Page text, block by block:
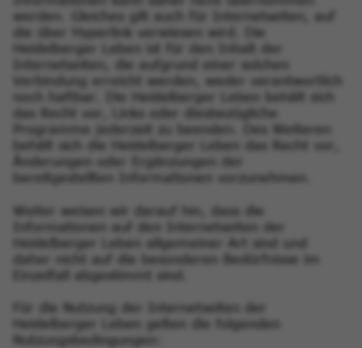
werden. Gleiches gilt auch für Internetseiten, auf
die über Hyperlink verwiesen wird. Die
Heidelberger Leben ist für den Inhalt der
Internetseiten, die aufgrund einer solchen
Verbindung erreicht werden, weder verantwortlich
noch haftbar. Die Heidelberger Leben behält sich
das Recht vor, Links oder diesbezügliche
Programme jederzeit zu beenden. Des Weiteren
behält sich die Heidelberger Leben das Recht vor,
Änderungen oder Ergänzungen der
bereitgestellten Informationen vorzunehmen.
Weiter weisen wir darauf hin, dass die
Informationen auf den Internetseiten der
Heidelberger Leben allgemeiner Art sind und
daher nicht auf die besonderen Bedürfnisse im
Einzelfall abgestimmt sind.
Für die Nutzung der Internetseiten der
Heidelberger Leben gelten die folgenden
Nutzungsbedingungen: